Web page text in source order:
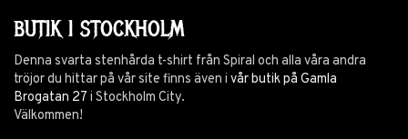
BUTIK I STOCKHOLM
Denna svarta stenhårda t-shirt från Spiral och alla våra andra
tröjor du hittar på vår site finns även i vår butik på Gamla
Brogatan 27 i Stockholm City.
Välkommen!